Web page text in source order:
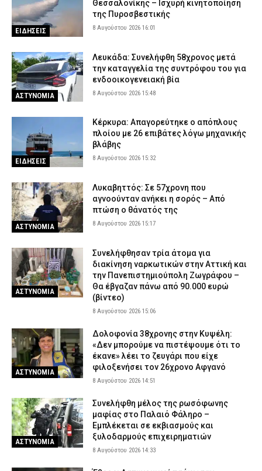
ΕΙΔΗΣΕΙΣ
Θεσσαλονίκης – Ισχυρή κινητοποίηση
της Πυροσβεστικής
8 Αυγούστου 2026 16:01
ΑΣΤΥΝΟΜΙΑ
Λευκάδα: Συνελήφθη 58χρονος μετά
την καταγγελία της συντρόφου του για
ενδοοικογενειακή βία
8 Αυγούστου 2026 15:48
ΕΙΔΗΣΕΙΣ
Κέρκυρα: Απαγορεύτηκε ο απόπλους
πλοίου με 26 επιβάτες λόγω μηχανικής
βλάβης
8 Αυγούστου 2026 15:32
ΑΣΤΥΝΟΜΙΑ
Λυκαβηττός: Σε 57χρονη που
αγνοούνταν ανήκει η σορός – Από
πτώση ο θάνατός της
8 Αυγούστου 2026 15:17
ΑΣΤΥΝΟΜΙΑ
Συνελήφθησαν τρία άτομα για
διακίνηση ναρκωτικών στην Αττική και
την Πανεπιστημιούπολη Ζωγράφου –
Θα έβγαζαν πάνω από 90.000 ευρώ
(βίντεο)
8 Αυγούστου 2026 15:06
ΑΣΤΥΝΟΜΙΑ
Δολοφονία 38χρονης στην Κυψέλη:
«Δεν μπορούμε να πιστέψουμε ότι το
έκανε» λέει το ζευγάρι που είχε
φιλοξενήσει τον 26χρονο Αφγανό
8 Αυγούστου 2026 14:51
ΑΣΤΥΝΟΜΙΑ
Συνελήφθη μέλος της ρωσόφωνης
μαφίας στο Παλαιό Φάληρο –
Εμπλέκεται σε εκβιασμούς και
ξυλοδαρμούς επιχειρηματιών
8 Αυγούστου 2026 14:33